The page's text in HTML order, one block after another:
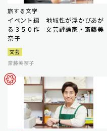
旅する文学
イベント編 地域性が浮かびあが
る３５０作 文芸評論家・斎藤美
奈子
文芸
斎藤美奈子